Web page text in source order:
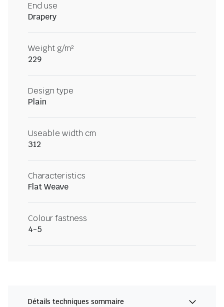
End use
Drapery
Weight g/m²
229
Design type
Plain
Useable width cm
312
Characteristics
Flat Weave
Colour fastness
4-5
Détails techniques sommaire